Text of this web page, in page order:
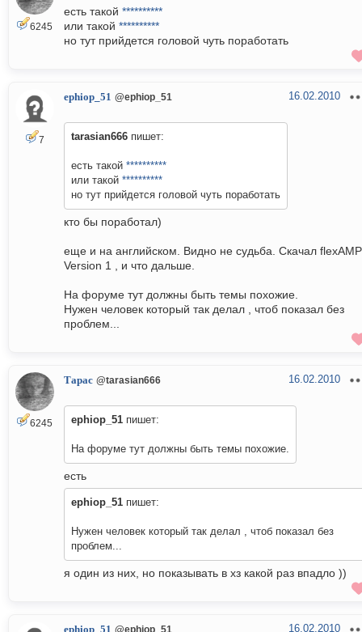
6245
есть такой **********
или такой **********
но тут прийдется головой чуть поработать
7
ephiop_51 @ephiop_51 16.02.2010
tarasian666 пишет:
есть такой **********
или такой **********
но тут прийдется головой чуть поработать
кто бы поработал)
еще и на английском. Видно не судьба. Скачал flexAMP
Version 1 , и что дальше.
На форуме тут должны быть темы похожие.
Нужен человек который так делал , чтоб показал без
проблем...
6245
Тарас @tarasian666 16.02.2010
ephiop_51 пишет:
На форуме тут должны быть темы похожие.
есть
ephiop_51 пишет:
Нужен человек который так делал , чтоб показал без
проблем...
я один из них, но показывать в хз какой раз впадло ))
ephiop_51 @ephiop_51 16.02.2010